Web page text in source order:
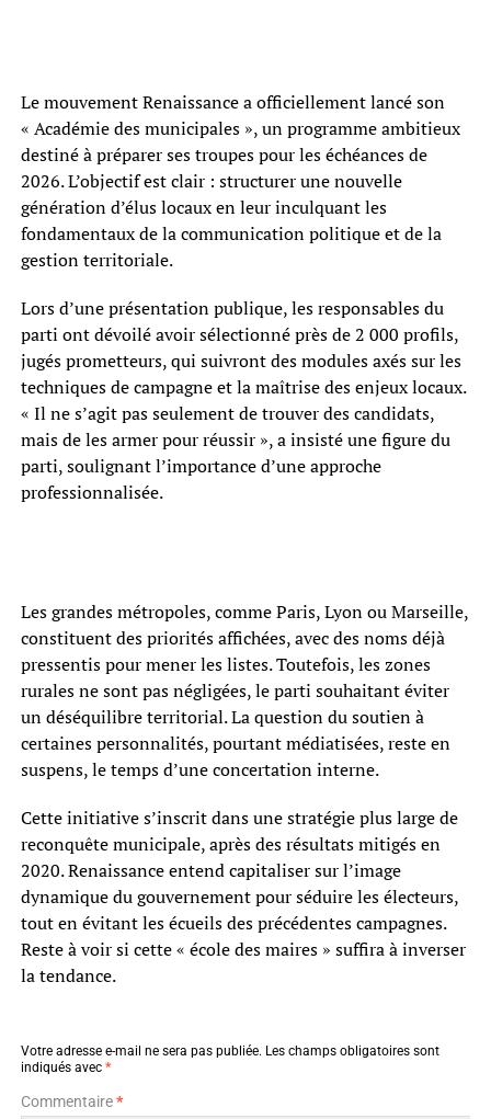
Le mouvement Renaissance a officiellement lancé son
« Académie des municipales », un programme ambitieux
destiné à préparer ses troupes pour les échéances de
2026. L’objectif est clair : structurer une nouvelle
génération d’élus locaux en leur inculquant les
fondamentaux de la communication politique et de la
gestion territoriale.
Lors d’une présentation publique, les responsables du
parti ont dévoilé avoir sélectionné près de 2 000 profils,
jugés prometteurs, qui suivront des modules axés sur les
techniques de campagne et la maîtrise des enjeux locaux.
« Il ne s’agit pas seulement de trouver des candidats,
mais de les armer pour réussir », a insisté une figure du
parti, soulignant l’importance d’une approche
professionnalisée.
Les grandes métropoles, comme Paris, Lyon ou Marseille,
constituent des priorités affichées, avec des noms déjà
pressentis pour mener les listes. Toutefois, les zones
rurales ne sont pas négligées, le parti souhaitant éviter
un déséquilibre territorial. La question du soutien à
certaines personnalités, pourtant médiatisées, reste en
suspens, le temps d’une concertation interne.
Cette initiative s’inscrit dans une stratégie plus large de
reconquête municipale, après des résultats mitigés en
2020. Renaissance entend capitaliser sur l’image
dynamique du gouvernement pour séduire les électeurs,
tout en évitant les écueils des précédentes campagnes.
Reste à voir si cette « école des maires » suffira à inverser
la tendance.
Votre adresse e-mail ne sera pas publiée. Les champs obligatoires sont
indiqués avec *
Commentaire*